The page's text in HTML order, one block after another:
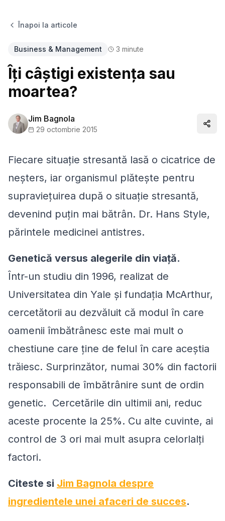
Înapoi la articole
Business & Management 3 minute
Îţi câştigi existenţa sau
moartea?
Jim Bagnola
29 octombrie 2015
Fiecare situație stresantă lasă o cicatrice de
neşters, iar organismul plăteşte pentru
supravieţuirea după o situaţie stresantă,
devenind puţin mai bătrân. Dr. Hans Style,
părintele medicinei antistres.
Genetică versus alegerile din viaţă.
Într-un studiu din 1996, realizat de
Universitatea din Yale şi fundaţia McArthur,
cercetătorii au dezvăluit că modul în care
oamenii îmbătrânesc este mai mult o
chestiune care ţine de felul în care aceştia
trăiesc. Surprinzător, numai 30% din factorii
responsabili de îmbătrânire sunt de ordin
genetic. Cercetările din ultimii ani, reduc
aceste procente la 25%. Cu alte cuvinte, ai
control de 3 ori mai mult asupra celorlalţi
factori.
Citeste si Jim Bagnola despre
ingredientele unei afaceri de succes.